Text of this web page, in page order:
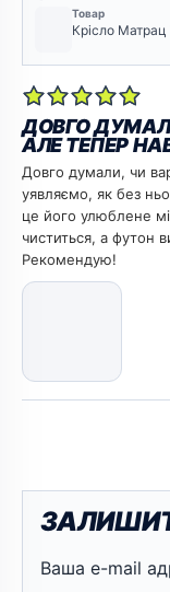
Товар
Крісло
ДОВГО
АЛЕ ТЕПЕР
Довго думали, чи
уявляємо, як без
це його улюблене
чиститься, а футон
Рекомендую!
Ваша e-mail